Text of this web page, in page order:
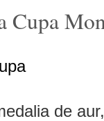
Cupa
de aur,